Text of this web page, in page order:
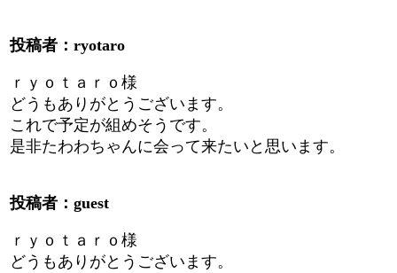
投稿者：ryotaro
ｒｙｏｔａｒｏ様
どうもありがとうございます。
これで予定が組めそうです。
是非たわわちゃんに会って来たいと思います。
投稿者：guest
ｒｙｏｔａｒｏ様
どうもありがとうございます。